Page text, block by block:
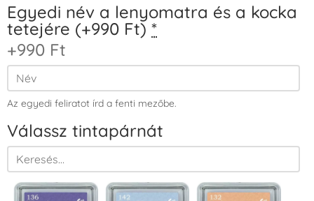
Egyedi név a lenyomatra és a kocka
tetejére (+990 Ft) *
+990 Ft
Az egyedi feliratot írd a fenti mezőbe.
Válassz tintapárnát